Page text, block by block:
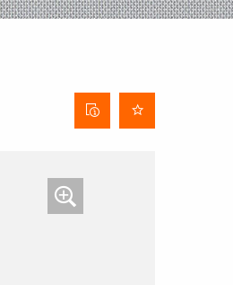
Fiche
technique
du tissu